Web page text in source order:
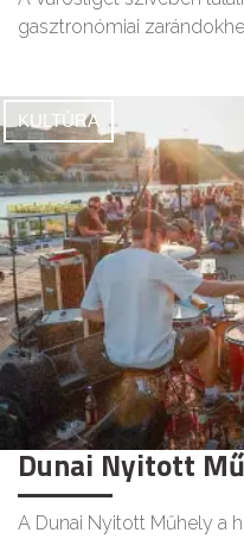
gasztronómiai
KULTÚRA
Dunai Nyitott
A Dunai Nyitott Műhely a